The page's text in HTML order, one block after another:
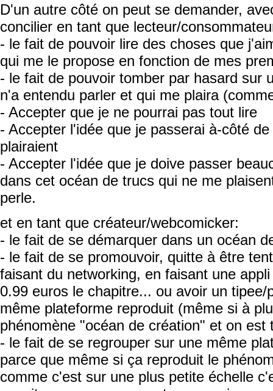
D'un autre côté on peut se demander,
concilier en tant que lecteur/
- le fait de pouvoir lire des choses que
qui me le propose en fonction de mes
- le fait de pouvoir tomber par hasard sur
n'a entendu parler et qui me plaira
- Accepter que je ne pourrai pas tout lire
- Accepter l'idée que je passerai à-côté
plairaient
- Accepter l'idée que je doive passer
dans cet océan de trucs qui ne me
perle.
et en tant que créateur/webcomicker:
- le fait de se démarquer dans un océan
- le fait de se promouvoir, quitte à être
faisant du networking, en faisant une
0.99 euros le chapitre... ou avoir un
même plateforme reproduit (même si à
phénomène "océan de création" et on est
- le fait de se regrouper sur une même
parce que même si ça reproduit le
comme c'est sur une plus petite échelle